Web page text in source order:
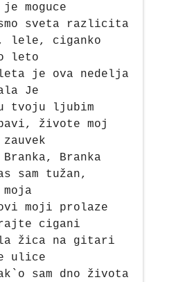
moguce
sveta razlicita
lele, ciganko
leto
je ova nedelja
Je
tvoju ljubim
živote moj
Branka
sam tužan,
moji prolaze
cigani
žica na gitari
ulice
sam dno života